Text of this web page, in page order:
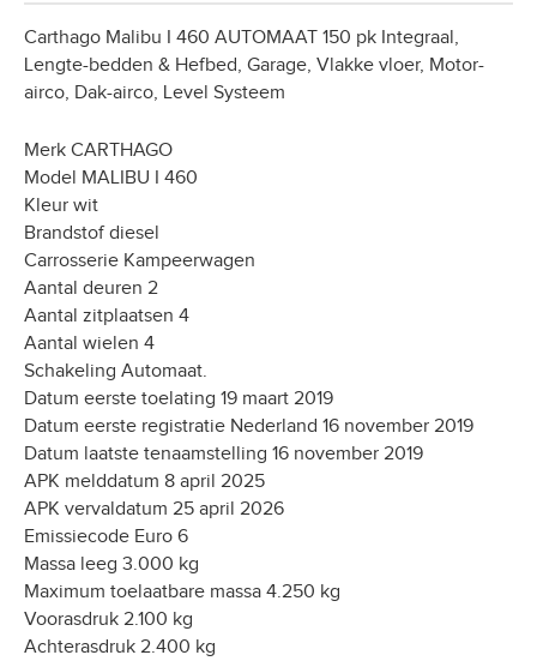
Carthago Malibu I 460 AUTOMAAT 150 pk Integraal,
Lengte-bedden & Hefbed, Garage, Vlakke vloer, Motor-
airco, Dak-airco, Level Systeem
Merk CARTHAGO
Model MALIBU I 460
Kleur wit
Brandstof diesel
Carrosserie Kampeerwagen
Aantal deuren 2
Aantal zitplaatsen 4
Aantal wielen 4
Schakeling Automaat.
Datum eerste toelating 19 maart 2019
Datum eerste registratie Nederland 16 november 2019
Datum laatste tenaamstelling 16 november 2019
APK melddatum 8 april 2025
APK vervaldatum 25 april 2026
Emissiecode Euro 6
Massa leeg 3.000 kg
Maximum toelaatbare massa 4.250 kg
Voorasdruk 2.100 kg
Achterasdruk 2.400 kg